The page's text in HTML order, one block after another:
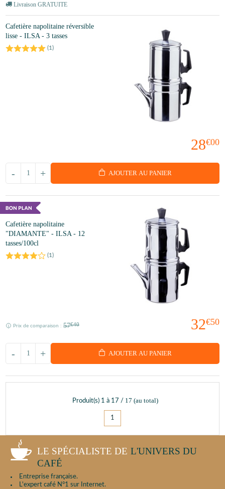
Livraison GRATUITE
Cafetière napolitaine réversible
lisse - ILSA - 3 tasses
(1)
28€00
+
- AJOUTER AU PANIER
Cafetière napolitaine
"DIAMANTE" - ILSA - 12
tasses/100cl
(1)
32€50
Prix de comparaison : 57€40
+
- AJOUTER AU PANIER
Produit(s) 1 à 17 / 17 (au total)
1
LE SPÉCIALISTE DE L'UNIVERS DU
CAFÉ
Entreprise française.
L'expert café N°1 sur Internet.